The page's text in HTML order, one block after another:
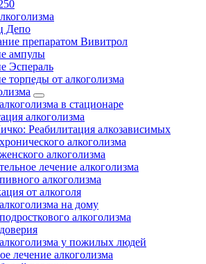
Депо
препаратом Вивитрол
ампулы
Эспераль
торпеды от алкоголизма
в стационаре
алкоголизма
Реабилитация алкозависимых
алкоголизма
алкоголизма
лечение алкоголизма
алкоголизма
от алкоголя
на дому
алкоголизма
у пожилых людей
лечение алкоголизма